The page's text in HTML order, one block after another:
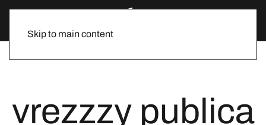
Skip to main content
vrezzzy publica